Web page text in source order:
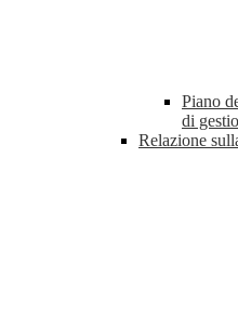
Piano
di
Relazione